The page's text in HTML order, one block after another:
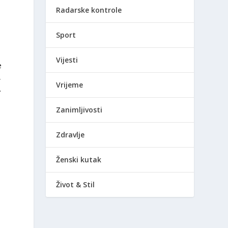
Radarske kontrole
Sport
Vijesti
Vrijeme
Zanimljivosti
Zdravlje
Ženski kutak
Život & Stil